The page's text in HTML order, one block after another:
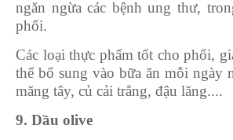
ngăn ngừa các bệnh ung thư,
phổi.
Các loại thực phẩm tốt cho phổi,
thể bổ sung vào bữa ăn mỗi ngày
măng tây, củ cải trắng, đậu lăng....
9. Dầu olive